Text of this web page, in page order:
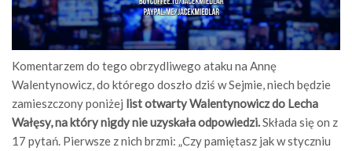
Komentarzem do tego obrzydliwego ataku na Annę
Walentynowicz, do którego doszło dziś w Sejmie, niech będzie
zamieszczony poniżej list otwarty Walentynowicz do Lecha
Wałęsy, na który nigdy nie uzyskała odpowiedzi.Składa się on z
17 pytań. Pierwsze z nich brzmi: „Czy pamiętasz jak w styczniu